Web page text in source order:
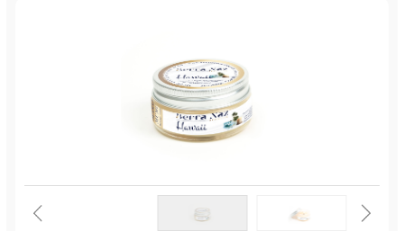
Oda Kokusu